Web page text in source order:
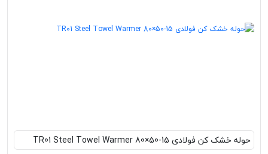
حوله خشک کن فولادی TR01 Steel Towel Warmer 80×50-15